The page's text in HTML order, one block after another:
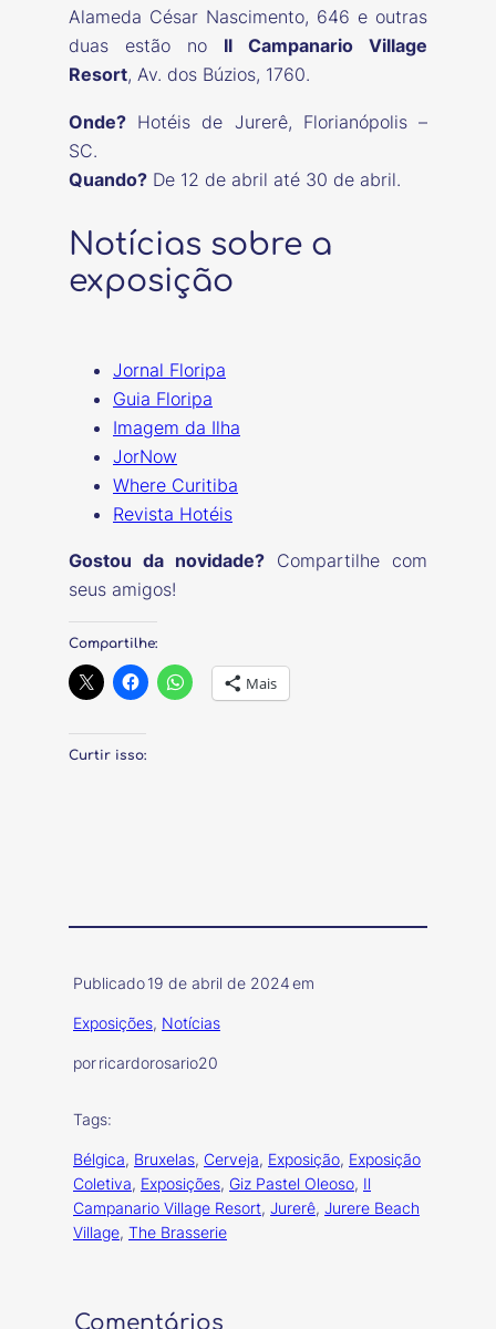
Alameda César Nascimento, 646 e outras
duas estão no Il Campanario Village
Resort, Av. dos Búzios, 1760.
Onde? Hotéis de Jurerê, Florianópolis –
SC.
Quando? De 12 de abril até 30 de abril.
Notícias sobre a
exposição
Jornal Floripa
Guia Floripa
Imagem da Ilha
JorNow
Where Curitiba
Revista Hotéis
Gostou da novidade? Compartilhe com
seus amigos!
Compartilhe:
Mais
Curtir isso:
Publicado19 de abril de 2024em
Exposições, Notícias
porricardorosario20
Tags:
Bélgica, Bruxelas, Cerveja, Exposição, Exposição
Coletiva, Exposições, Giz Pastel Oleoso, Il
Campanario Village Resort, Jurerê, Jurere Beach
Village, The Brasserie
Comentários